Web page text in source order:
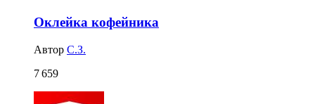
Оклейка кофейника
Автор С.З.
7 659